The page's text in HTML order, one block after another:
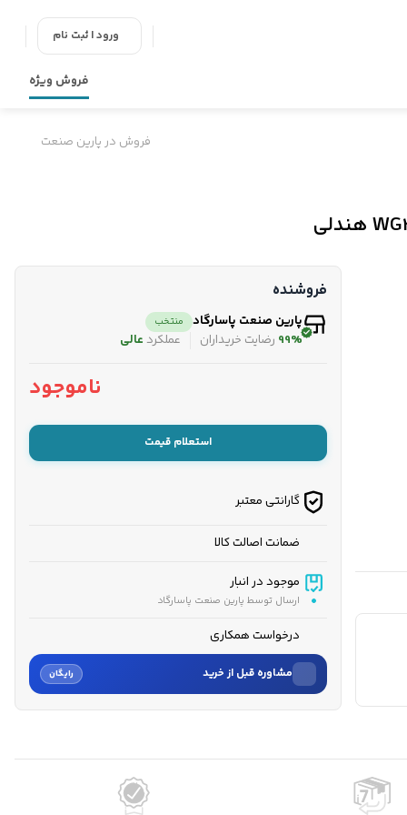
ورود | ثبت نام
فروش ویژه
فروش در پارین صنعت
فروشنده
پارین صنعت پاسارگاد منتخب
99% رضایت خریداران عملکرد عالی
ناموجود
استعلام قیمت
گارانتی معتبر
ضمانت اصالت کالا
موجود در انبار
ارسال توسط پارین صنعت پاسارگاد
درخواست همکاری
مشاوره قبل از خرید رایگان
نام
نام خانوادگی